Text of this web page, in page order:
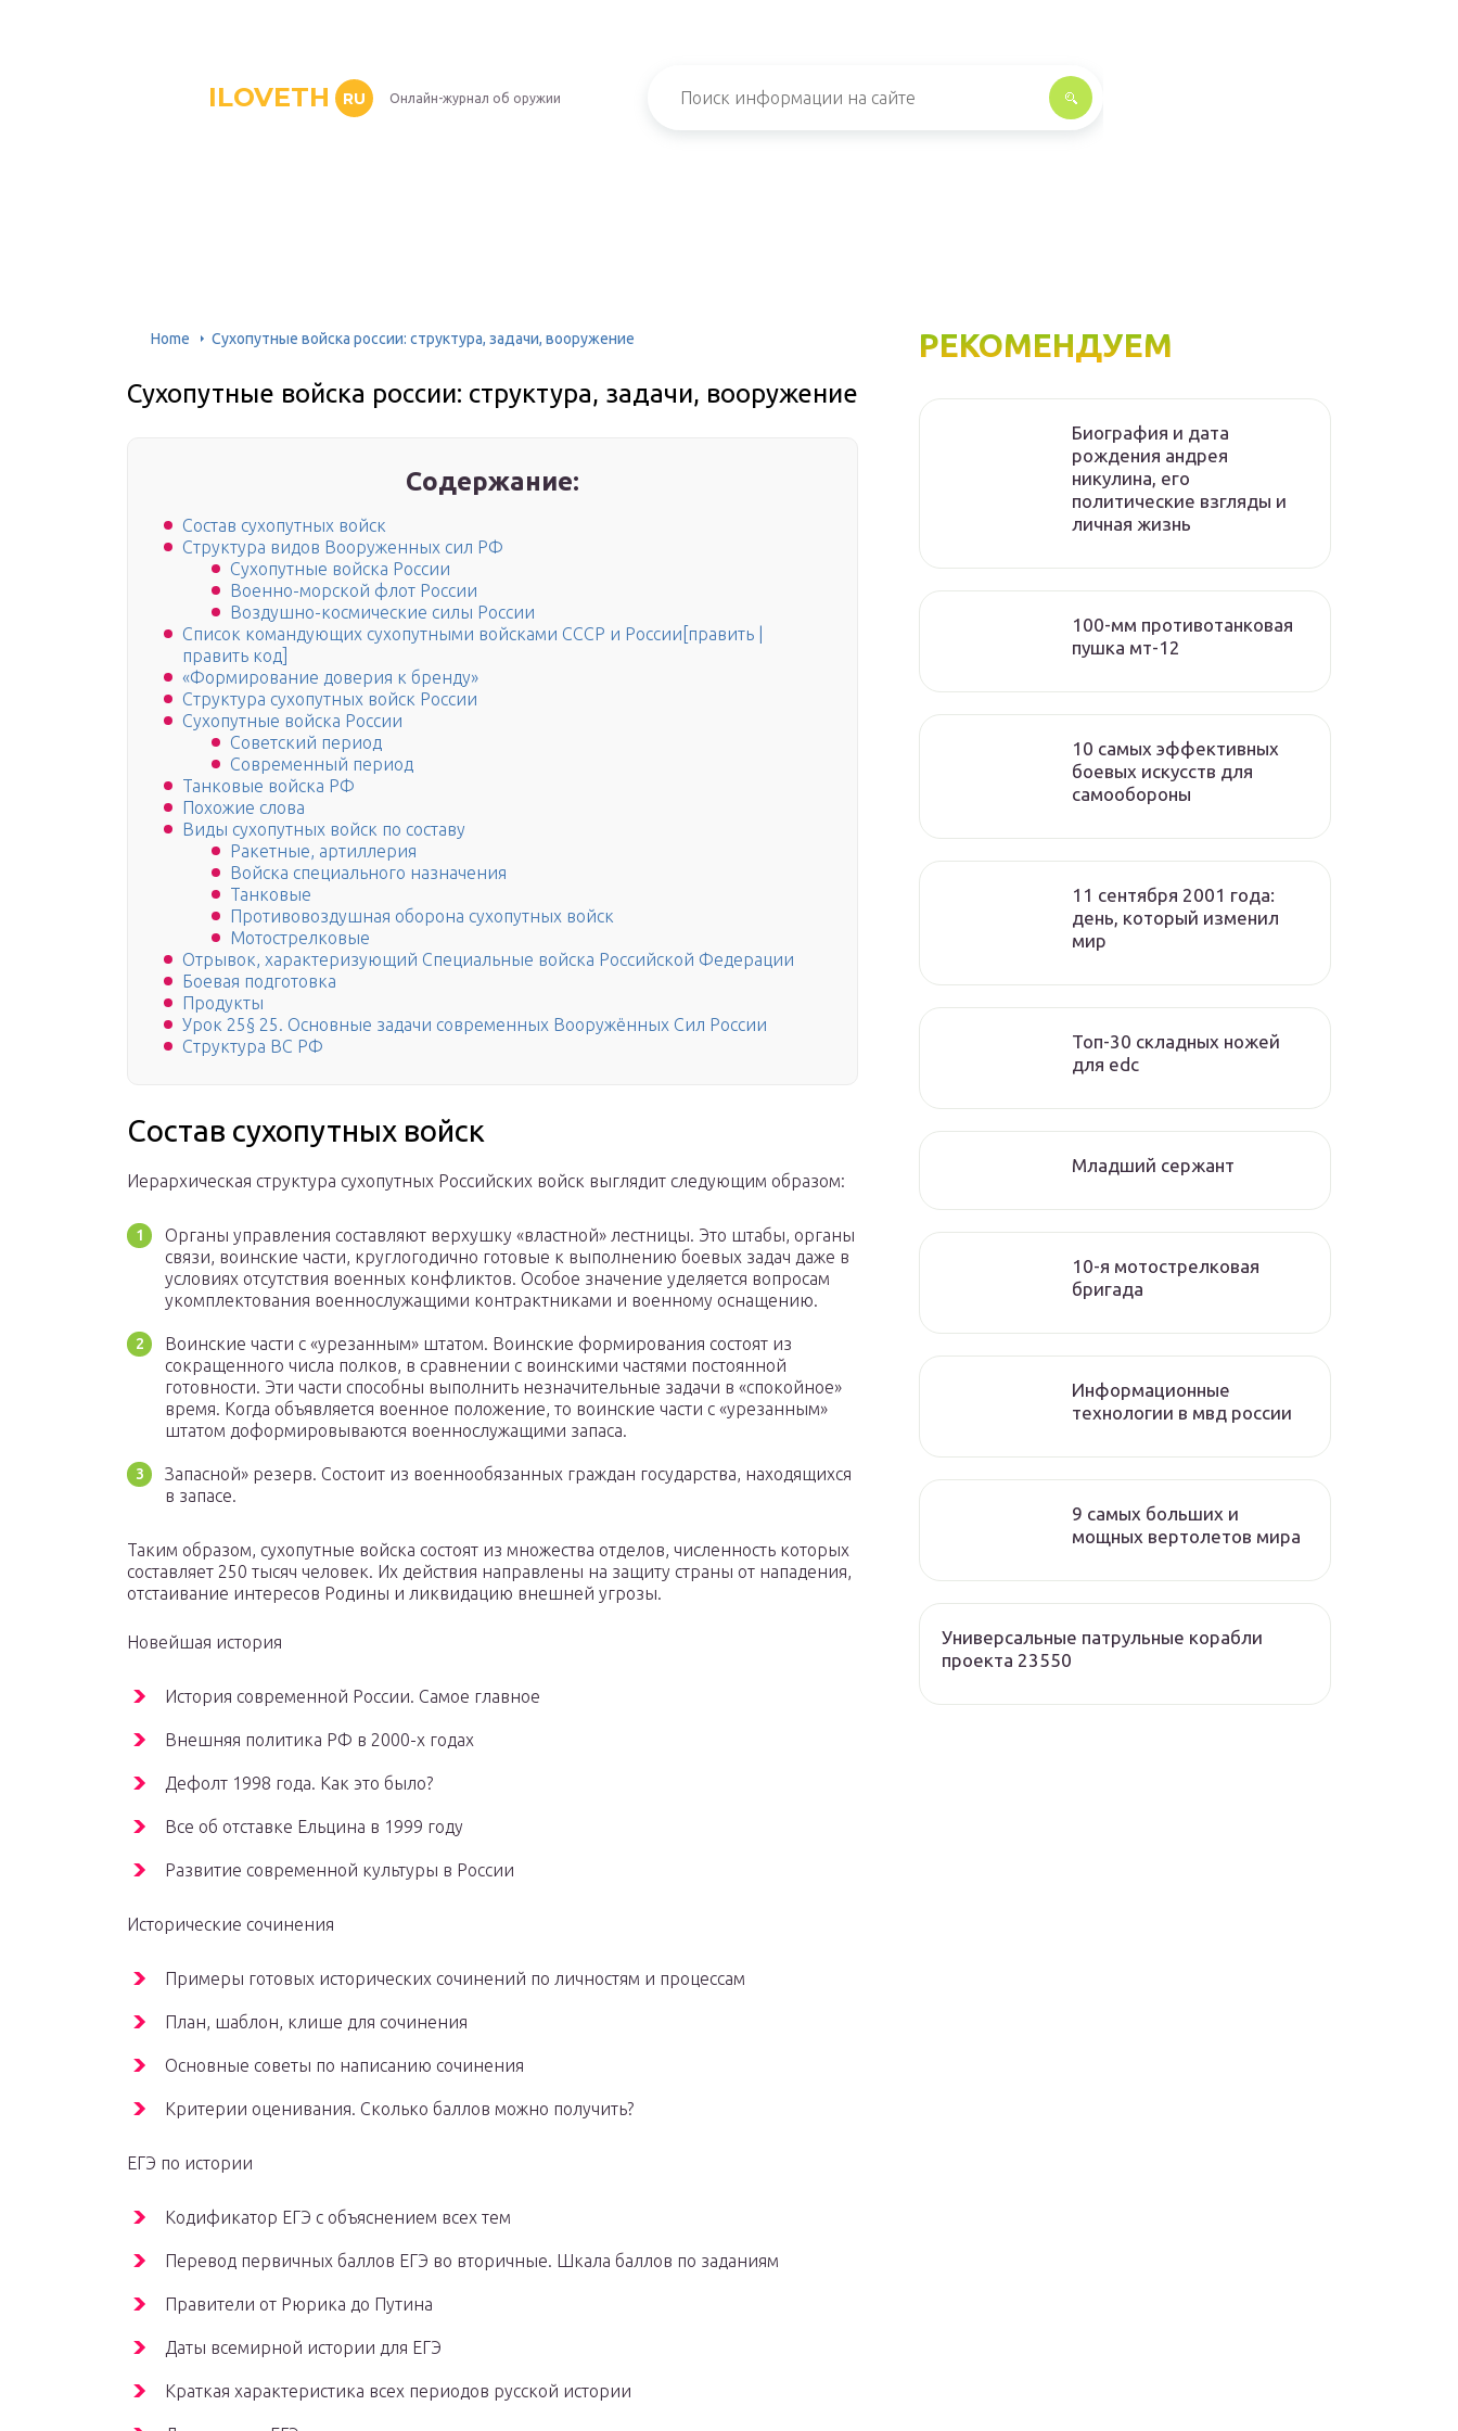
ILOVETH RU Онлайн-журнал об оружии
Home Сухопутные войска россии: структура, задачи, вооружение
Сухопутные войска россии: структура, задачи, вооружение
Содержание:
Состав сухопутных войск
Структура видов Вооруженных сил РФ
Сухопутные войска России
Военно-морской флот России
Воздушно-космические силы России
Список командующих сухопутными войсками СССР и России[править |
править код]
«Формирование доверия к бренду»
Структура сухопутных войск России
Сухопутные войска России
Советский период
Современный период
Танковые войска РФ
Похожие слова
Виды сухопутных войск по составу
Ракетные, артиллерия
Войска специального назначения
Танковые
Противовоздушная оборона сухопутных войск
Мотострелковые
Отрывок, характеризующий Специальные войска Российской Федерации
Боевая подготовка
Продукты
Урок 25§ 25. Основные задачи современных Вооружённых Сил России
Структура ВС РФ
Состав сухопутных войск
Иерархическая структура сухопутных Российских войск выглядит следующим образом:
Органы управления составляют верхушку «властной» лестницы. Это штабы, органы
связи, воинские части, круглогодично готовые к выполнению боевых задач даже в
условиях отсутствия военных конфликтов. Особое значение уделяется вопросам
укомплектования военнослужащими контрактниками и военному оснащению.
Воинские части с «урезанным» штатом. Воинские формирования состоят из
сокращенного числа полков, в сравнении с воинскими частями постоянной
готовности. Эти части способны выполнить незначительные задачи в «спокойное»
время. Когда объявляется военное положение, то воинские части с «урезанным»
штатом доформировываются военнослужащими запаса.
Запасной» резерв. Состоит из военнообязанных граждан государства, находящихся
в запасе.
Таким образом, сухопутные войска состоят из множества отделов, численность которых
составляет 250 тысяч человек. Их действия направлены на защиту страны от нападения,
отстаивание интересов Родины и ликвидацию внешней угрозы.
Новейшая история
История современной России. Самое главное
Внешняя политика РФ в 2000-х годах
Дефолт 1998 года. Как это было?
Все об отставке Ельцина в 1999 году
Развитие современной культуры в России
Исторические сочинения
Примеры готовых исторических сочинений по личностям и процессам
План, шаблон, клише для сочинения
Основные советы по написанию сочинения
Критерии оценивания. Сколько баллов можно получить?
ЕГЭ по истории
Кодификатор ЕГЭ с объяснением всех тем
Перевод первичных баллов ЕГЭ во вторичные. Шкала баллов по заданиям
Правители от Рюрика до Путина
Даты всемирной истории для ЕГЭ
Краткая характеристика всех периодов русской истории
РЕКОМЕНДУЕМ
Биография и дата
рождения андрея
никулина, его
политические взгляды и
личная жизнь
100-мм противотанковая
пушка мт-12
10 самых эффективных
боевых искусств для
самообороны
11 сентября 2001 года:
день, который изменил
мир
Топ-30 складных ножей
для edc
Младший сержант
10-я мотострелковая
бригада
Информационные
технологии в мвд россии
9 самых больших и
мощных вертолетов мира
Универсальные патрульные корабли
проекта 23550